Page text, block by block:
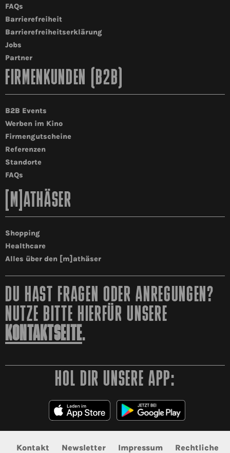
FAQs
Barrierefreiheit
Barrierefreiheitserklärung
Jobs
Partner
FIRMENKUNDEN (B2B)
B2B Events
Werben im Kino
Firmengutscheine
Referenzen
Standorte
FAQs
[M]ATHÄSER
Shopping
Healthcare
Alles über den [m]athäser
DU HAST FRAGEN ODER ANREGUNGEN?
NUTZE BITTE HIERFÜR UNSERE
KONTAKTSEITE.
HOL DIR UNSERE APP:
Kontakt Newsletter Impressum Rechtliche